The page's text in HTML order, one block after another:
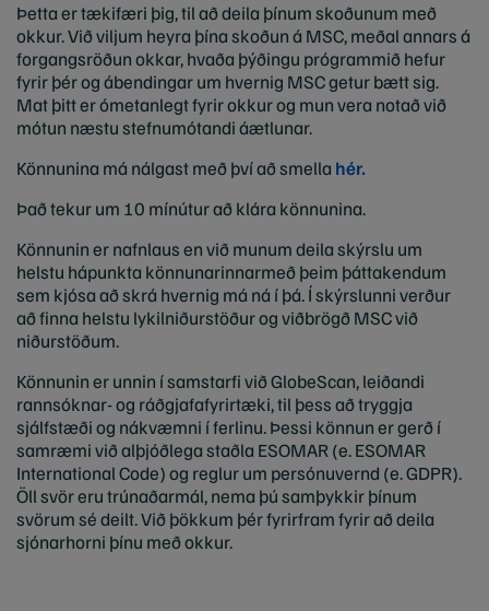
Þetta er tækifæri þig, til að deila þínum skoðunum með
okkur. Við viljum heyra þína skoðun á MSC, meðal annars á
forgangsröðun okkar, hvaða þýðingu prógrammið hefur
fyrir þér og ábendingar um hvernig MSC getur bætt sig.
Mat þitt er ómetanlegt fyrir okkur og mun vera notað við
mótun næstu stefnumótandi áætlunar.
Könnunina má nálgast með því að smella hér.
Það tekur um 10 mínútur að klára könnunina.
Könnunin er nafnlaus en við munum deila skýrslu um
helstu hápunkta könnunarinnarmeð þeim þáttakendum
sem kjósa að skrá hvernig má ná í þá. Í skýrslunni verður
að finna helstu lykilniðurstöður og viðbrögð MSC við
niðurstöðum.
Könnunin er unnin í samstarfi við GlobeScan, leiðandi
rannsóknar- og ráðgjafafyrirtæki, til þess að tryggja
sjálfstæði og nákvæmni í ferlinu. Þessi könnun er gerð í
samræmi við alþjóðlega staðla ESOMAR (e. ESOMAR
International Code) og reglur um persónuvernd (e. GDPR).
Öll svör eru trúnaðarmál, nema þú samþykkir þínum
svörum sé deilt. Við þökkum þér fyrirfram fyrir að deila
sjónarhorni þínu með okkur.